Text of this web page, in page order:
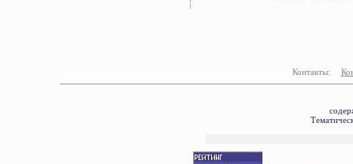
Контакты: